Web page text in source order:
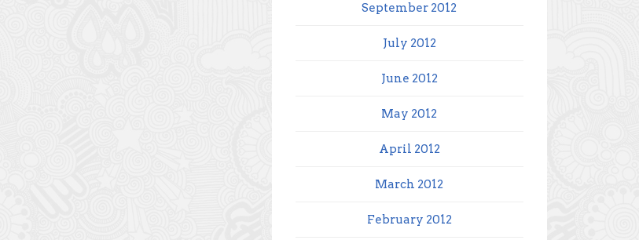
September 2012
July 2012
June 2012
May 2012
April 2012
March 2012
February 2012